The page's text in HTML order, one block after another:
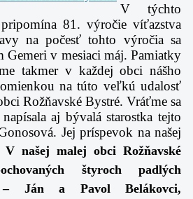
V týchto
81. výročie víťazstva
na počesť tohto výročia sa
Gemeri v mesiaci máj. Pamiatky
takmer v každej obci nášho
na túto veľkú udalosť
Rožňavské Bystré. Vráťme sa
aj bývalá starostka tejto
Jej príspevok na našej
V našej malej obci Rožňavské
štyroch padlých
– Ján a Pavol Belákovci,